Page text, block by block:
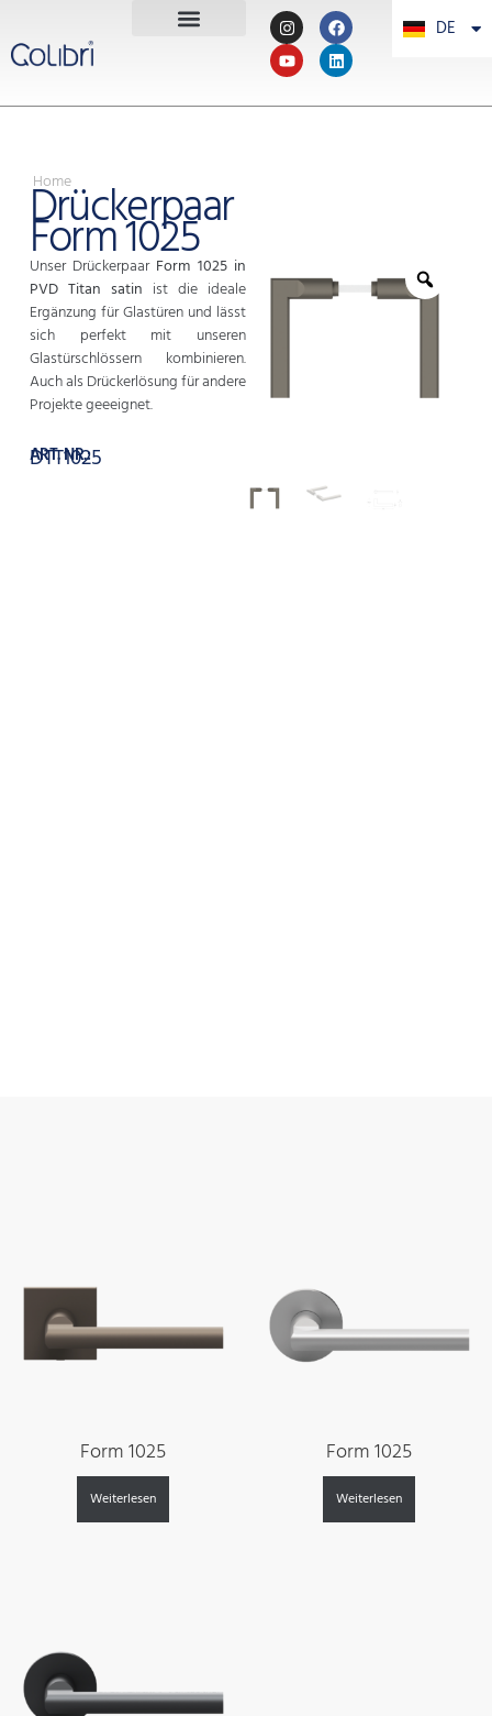
DE
PT
Home
Drückerpaar
Form 1025
Unser Drückerpaar Form 1025 in
PVD Titan satin ist die ideale
Ergänzung für Glastüren und lässt
sich perfekt mit unseren
Glastürschlössern kombinieren.
Auch als Drückerlösung für andere
Projekte geeeignet.
ART. NR.:
DTT1025
Form 1025
Weiterlesen
Form 1025
Weiterlesen